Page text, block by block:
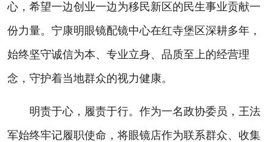
心，希望一边创业一边为移民新区的民生事业贡献一
份力量。宁康明眼镜配镜中心在红寺堡区深耕多年，
始终坚守诚信为本、专业立身、品质至上的经营理
念，守护着当地群众的视力健康。
明责于心，履责于行。作为一名政协委员，王法
军始终牢记履职使命，将眼镜店作为联系群众、收集